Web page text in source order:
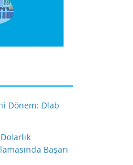
Dönem: Dlab
Başarı